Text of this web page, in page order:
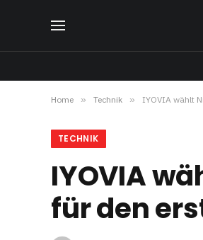
Home » Technik » IYOVIA wählt
TECHNIK
IYOVIA
für den